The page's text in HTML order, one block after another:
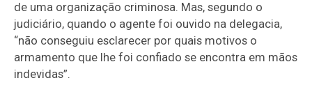
de uma organização criminosa. Mas, segundo o
judiciário, quando o agente foi ouvido na delegacia,
“não conseguiu esclarecer por quais motivos o
armamento que lhe foi confiado se encontra em mãos
indevidas”.